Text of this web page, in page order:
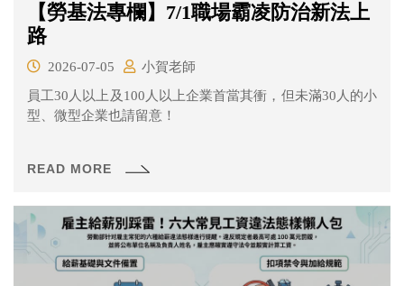
【勞基法專欄】7/1職場霸凌防治新法上
路
2026-07-05
小賀老師
員工30人以上及100人以上企業首當其衝，但未滿30人的小
型、微型企業也請留意！
READ MORE